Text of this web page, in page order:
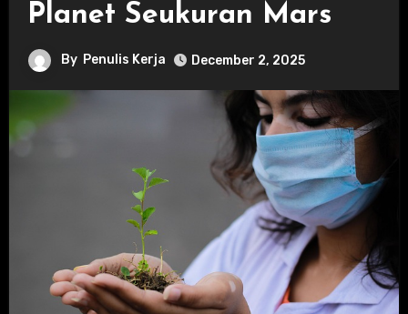
Planet Seukuran Mars
By Penulis Kerja December 2, 2025